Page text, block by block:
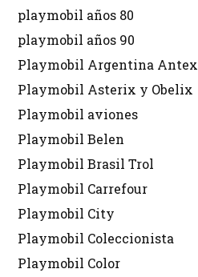
playmobil años 80
playmobil años 90
Playmobil Argentina Antex
Playmobil Asterix y Obelix
Playmobil aviones
Playmobil Belen
Playmobil Brasil Trol
Playmobil Carrefour
Playmobil City
Playmobil Coleccionista
Playmobil Color